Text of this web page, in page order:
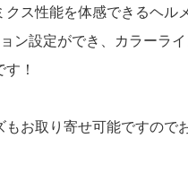
ス性能を体感できるヘル
ン設定ができ、カラーラ
！
お取り寄せ可能ですので